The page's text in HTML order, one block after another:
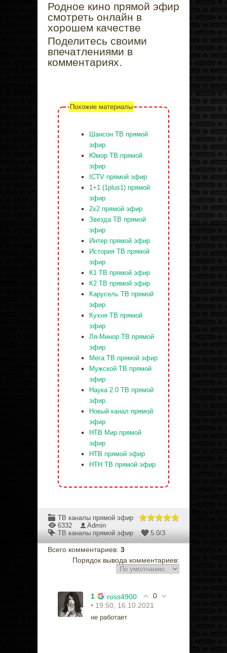
Родное кино прямой эфир
смотреть онлайн в
хорошем качестве
Поделитесь своими
впечатлениями в
комментариях.
Похожие материалы
Шансон ТВ прямой
эфир
Юмор ТВ прямой
эфир
ICTV прямой эфир
1+1 (1plus1) прямой
эфир
2x2 прямой эфир
Звезда ТВ прямой
эфир
Интер прямой эфир
История ТВ прямой
эфир
К1 ТВ прямой эфир
К2 ТВ прямой эфир
Карусель ТВ прямой
эфир
Кухня ТВ прямой
эфир
Ля-Минор ТВ прямой
эфир
Мега ТВ прямой эфир
Мужской ТВ прямой
эфир
Наука 2.0 ТВ прямой
эфир
Новый канал прямой
эфир
НТВ Мир прямой
эфир
НТВ прямой эфир
НТН ТВ прямой эфир
ТВ каналы прямой эфир
6332
Admin
ТВ каналы прямой эфир
5.0/3
Всего комментариев: 3
Порядок вывода комментариев:
0
1
ross4900
• 19:50, 16.10.2021
не работает